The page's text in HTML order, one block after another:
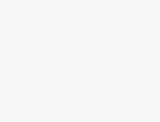
باشید؛ فیکسا، زمانی برای